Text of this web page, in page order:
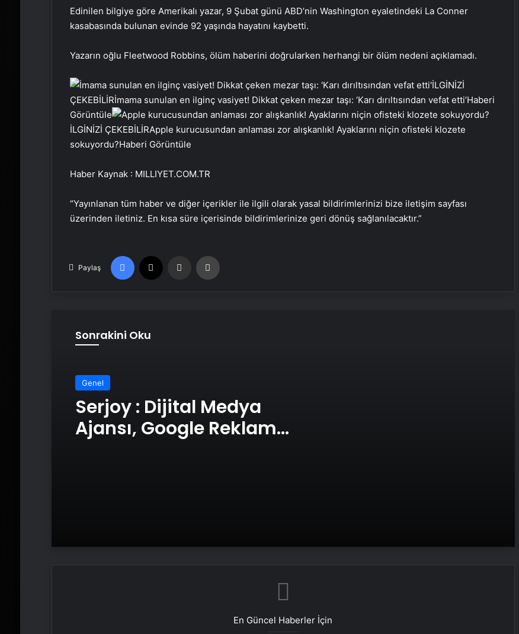
Edinilen bilgiye göre Amerikalı yazar, 9 Şubat günü ABD’nin Washington eyaletindeki La Conner
kasabasında bulunan evinde 92 yaşında hayatını kaybetti.
Yazarın oğlu Fleetwood Robbins, ölüm haberini doğrularken herhangi bir ölüm nedeni açıklamadı.
İLGİNİZİ
ÇEKEBİLİRİmama sunulan en ilginç vasiyet! Dikkat çeken mezar taşı: ‘Karı dırıltısından vefat etti’Haberi
Görüntüle
İLGİNİZİ ÇEKEBİLİRApple kurucusundan anlaması zor alışkanlık! Ayaklarını niçin ofisteki klozete
sokuyordu?Haberi Görüntüle
Haber Kaynak : MILLIYET.COM.TR
“Yayınlanan tüm haber ve diğer içerikler ile ilgili olarak yasal bildirimlerinizi bize iletişim sayfası
üzerinden iletiniz. En kısa süre içerisinde bildirimlerinize geri dönüş sağlanılacaktır.”
Paylaş
Facebook Email'den paylaş
Sonrakini Oku
Genel
Serjoy : Dijital Medya
Ajansı, Google Reklam
Reklam Ajansı, SEO Ajansı ve Web
Tasarım Ajansı
DENİZKURDU-2025 Tatbikatı’nda tam
En Güncel Haberler İçin